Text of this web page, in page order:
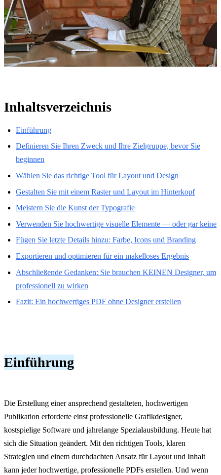
Inhaltsverzeichnis
Einführung
Definieren Sie Ihren Zweck und Ihre Zielgruppe, bevor Sie
beginnen
Wählen Sie das richtige Tool für Layout und Design
Gestalten Sie mit einem Raster und Layout im Hinterkopf
Meistern Sie die Kunst der Typografie
Verwenden Sie hochwertige visuelle Elemente — oder gar keine
Fügen Sie letzte Details hinzu: Farbe, Icons und Branding
Exportieren und optimieren für ein makelloses Ergebnis
Abschließende Gedanken: Sie brauchen KEINEN Designer, um
professionell zu wirken
Fazit: Ein hochwertiges PDF ohne Designer erstellen
Einführung
Die Erstellung einer ansprechend gestalteten, hochwertigen
Publikation erforderte einst professionelle Grafikdesigner,
kostspielige Software und jahrelange Spezialausbildung. Heute hat
sich die Situation geändert. Mit den richtigen Tools, klaren
Strategien und einem durchdachten Ansatz für Layout und Inhalt
kann jeder hochwertige, professionelle PDFs erstellen. Und wenn